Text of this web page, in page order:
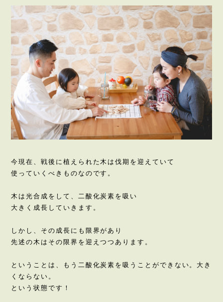
今現在、戦後に植えられた木は伐期を迎えていて
使っていくべきものなのです。
木は光合成をして、二酸化炭素を吸い
大きく成長していきます。
しかし、その成長にも限界があり
先述の木はその限界を迎えつつあります。
ということは、もう二酸化炭素を吸うことができない。大き
くならない。
という状態です！